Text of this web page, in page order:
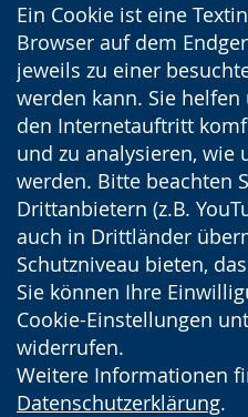
Ein Cookie ist eine
Browser auf dem
jeweils zu einer
werden kann. Sie
den Internetauftritt
und zu analysieren, wie
werden. Bitte beachten
Drittanbietern (z.B.
auch in Drittländer
Schutzniveau bieten,
Sie können Ihre
Cookie-Einstellungen
widerrufen.
Weitere Informationen
Datenschutzerklärung.